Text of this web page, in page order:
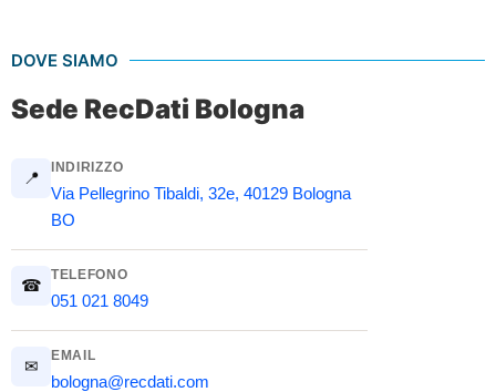
DOVE SIAMO
Sede RecDati Bologna
📍
INDIRIZZO
Via Pellegrino Tibaldi, 32e, 40129 Bologna
BO
☎
TELEFONO
051 021 8049
✉
EMAIL
bologna@recdati.com